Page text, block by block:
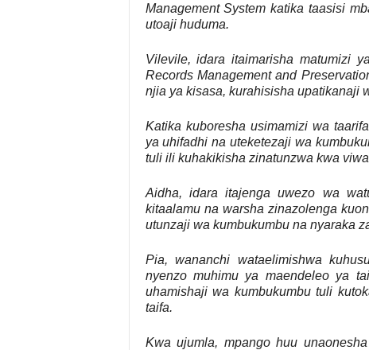
Management System katika taasisi
utoaji huduma.
Vilevile, idara itaimarisha matumizi
Records Management and
njia ya kisasa, kurahisisha upatikanaji
Katika kuboresha usimamizi wa
ya uhifadhi na uteketezaji wa
tuli ili kuhakikisha zinatunzwa kwa
Aidha, idara itajenga uwezo wa
kitaalamu na warsha zinazolenga
utunzaji wa kumbukumbu na nyaraka
Pia, wananchi wataelimishwa
nyenzo muhimu ya maendeleo ya
uhamishaji wa kumbukumbu tuli
taifa.
Kwa ujumla, mpango huu